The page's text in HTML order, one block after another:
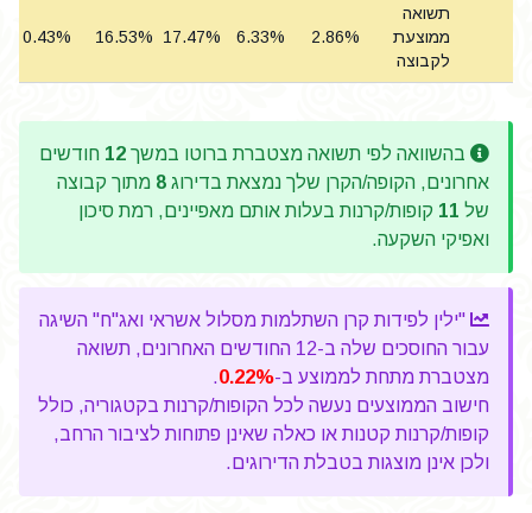
תשואה
ממוצעת
לקבוצה
2.86%
6.33%
17.47%
16.53%
0.43%
בהשוואה לפי תשואה מצטברת ברוטו במשך 12 חודשים
אחרונים, הקופה/הקרן שלך נמצאת בדירוג 8 מתוך קבוצה
של 11 קופות/קרנות בעלות אותם מאפיינים, רמת סיכון
ואפיקי השקעה.
"ילין לפידות קרן השתלמות מסלול אשראי ואג"ח" השיגה
עבור החוסכים שלה ב-12 החודשים האחרונים, תשואה
מצטברת מתחת לממוצע ב-0.22%
.
חישוב הממוצעים נעשה לכל הקופות/קרנות בקטגוריה, כולל
קופות/קרנות קטנות או כאלה שאינן פתוחות לציבור הרחב,
ולכן אינן מוצגות בטבלת הדירוגים.